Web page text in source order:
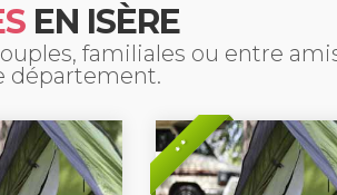
EN ISÈRE
familiales ou entre
département.
* *